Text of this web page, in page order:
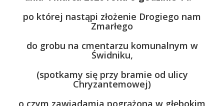
po której nastąpi złożenie Drogiego nam
Zmarłego
do grobu na cmentarzu komunalnym w
Świdniku,
(spotkamy się przy bramie od ulicy
Chryzantemowej)
o czym zawiadamia pogrążona w głębokim